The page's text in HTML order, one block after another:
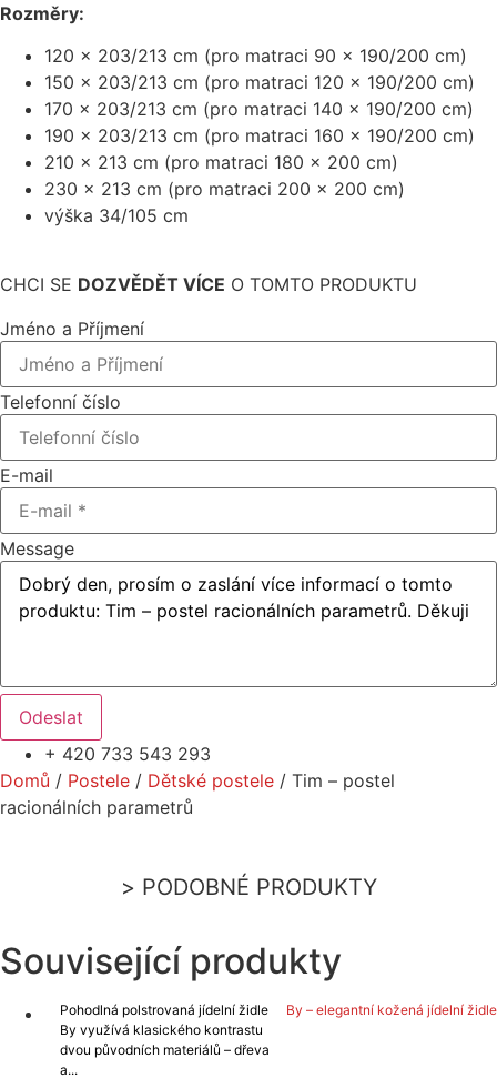
Rozměry:
120 x 203/213 cm (pro matraci 90 x 190/200 cm)
150 x 203/213 cm (pro matraci 120 x 190/200 cm)
170 x 203/213 cm (pro matraci 140 x 190/200 cm)
190 x 203/213 cm (pro matraci 160 x 190/200 cm)
210 x 213 cm (pro matraci 180 x 200 cm)
230 x 213 cm (pro matraci 200 x 200 cm)
výška 34/105 cm
CHCI SE DOZVĚDĚT VÍCE O TOMTO PRODUKTU
Jméno a Příjmení
Telefonní číslo
E-mail
Message
Odeslat
+ 420 733 543 293
Domů / Postele / Dětské postele / Tim – postel
racionálních parametrů
PODOBNÉ PRODUKTY
Související produkty
By – elegantní kožená jídelní židle
Pohodlná polstrovaná jídelní židle
By využívá klasického kontrastu
dvou původních materiálů – dřeva
a...